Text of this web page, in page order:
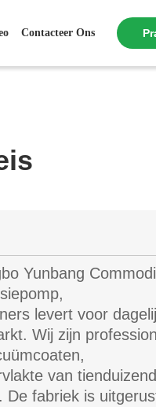
Contacteer Ons
Yunbang
levert voor
Wij zijn
van
De fabriek is